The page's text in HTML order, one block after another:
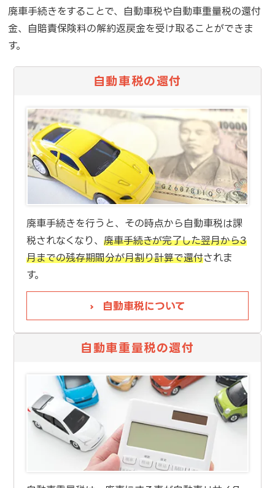
廃車手続きをすることで、自動車税や自動車重量税の還付
金、自賠責保険料の解約返戻金を受け取ることができま
す。
自動車税の還付
廃車手続きを行うと、その時点から自動車税は課
税されなくなり、 廃車手続きが完了した翌月から3
月までの残存期間分が月割り計算で還付されま
す。
自動車税について
自動車重量税の還付